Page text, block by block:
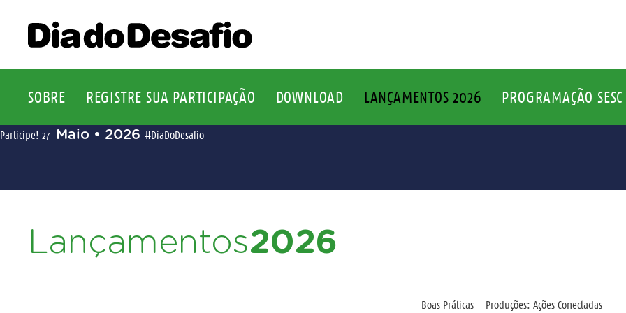
SOBRE REGISTRE SUA PARTICIPAÇÃO DOWNLOAD LANÇAMENTOS 2026 PROGRAMAÇÃO SESC
Participe! 27 Maio • 2026 #DiaDoDesafio
Lançamentos2026
Boas Práticas – Produções: Ações Conectadas